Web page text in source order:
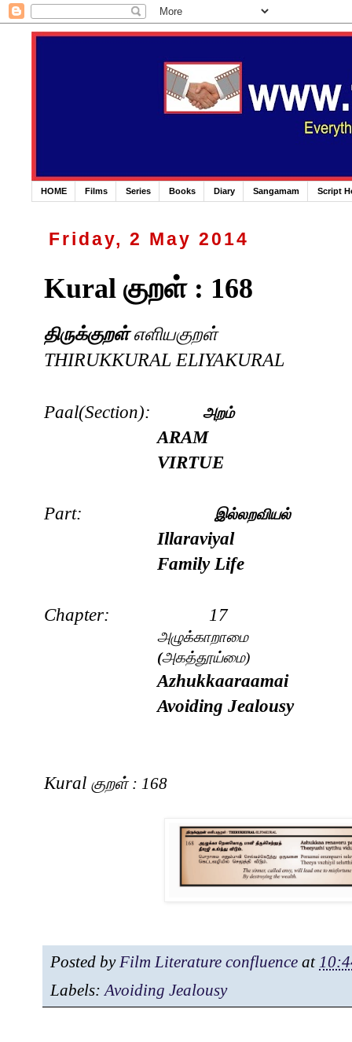
HOME Films Series Books Diary Sangamam Script
Friday, 2 May 2014
Kural குறள் : 168
திருக்குறள் எளியகுறள்
THIRUKKURAL ELIYAKURAL
Paal(Section): அறம்
ARAM
VIRTUE
Part: இல்லறவியல்
Illaraviyal
Family Life
Chapter: 17
அழுக்காறாமை
(அகத்தூய்மை)
Azhukkaaraamai
Avoiding Jealousy
Kural குறள் : 168
Posted by Film Literature confluence at
Labels: Avoiding Jealousy